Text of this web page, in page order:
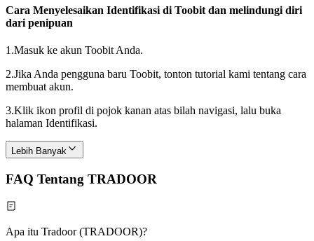
Cara Menyelesaikan Identifikasi di Toobit dan melindungi diri
dari penipuan
1.Masuk ke akun Toobit Anda.
2.Jika Anda pengguna baru Toobit, tonton tutorial kami tentang cara
membuat akun.
3.Klik ikon profil di pojok kanan atas bilah navigasi, lalu buka
halaman Identifikasi.
Lebih Banyak
FAQ Tentang TRADOOR
Apa itu Tradoor (TRADOOR)?